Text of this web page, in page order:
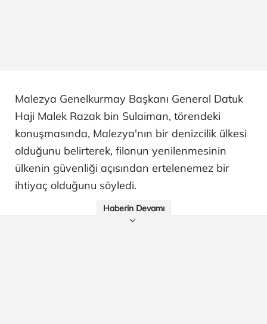
Malezya Genelkurmay Başkanı General Datuk
Haji Malek Razak bin Sulaiman, törendeki
konuşmasında, Malezya'nın bir denizcilik ülkesi
olduğunu belirterek, filonun yenilenmesinin
ülkenin güvenliği açısından ertelenemez bir
ihtiyaç olduğunu söyledi.
Haberin Devamı